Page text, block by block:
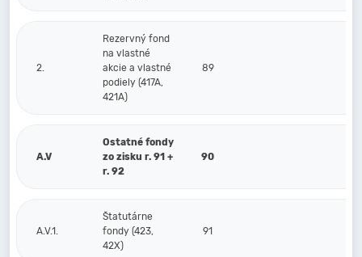
2.
Rezervný fond
na vlastné
akcie a vlastné
podiely (417A,
421A)
89
A.V
Ostatné fondy
zo zisku r. 91 +
r. 92
90
A.V.1.
Štatutárne
fondy (423,
42X)
91